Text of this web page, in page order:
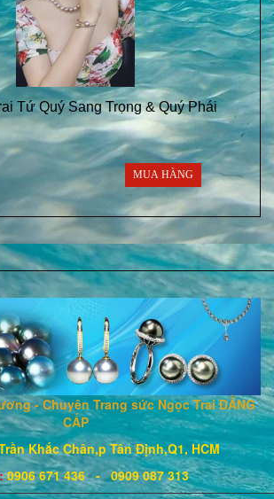
Tứ Quý Sang Trọng & Quý Phái
MUA HÀNG
- Chuyên Trang sức Ngọc Trai ĐẲNG
CẤP
Khắc Chân,p Tân Định,Q1, HCM
0906 671436- 0909 087 313